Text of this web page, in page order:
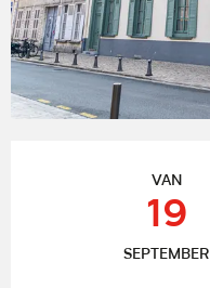
VAN
19
SEPTEMBER